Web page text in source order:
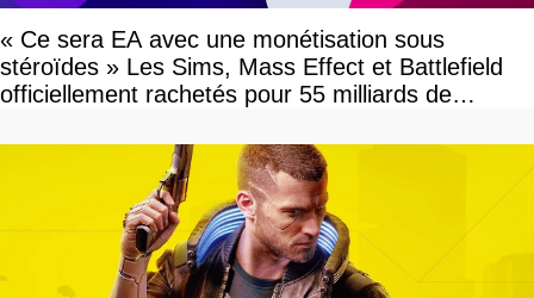
« Ce sera EA avec une monétisation sous
stéroïdes » Les Sims, Mass Effect et Battlefield
officiellement rachetés pour 55 milliards de